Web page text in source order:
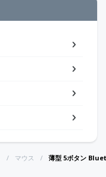
マウス 薄型 5ボタン